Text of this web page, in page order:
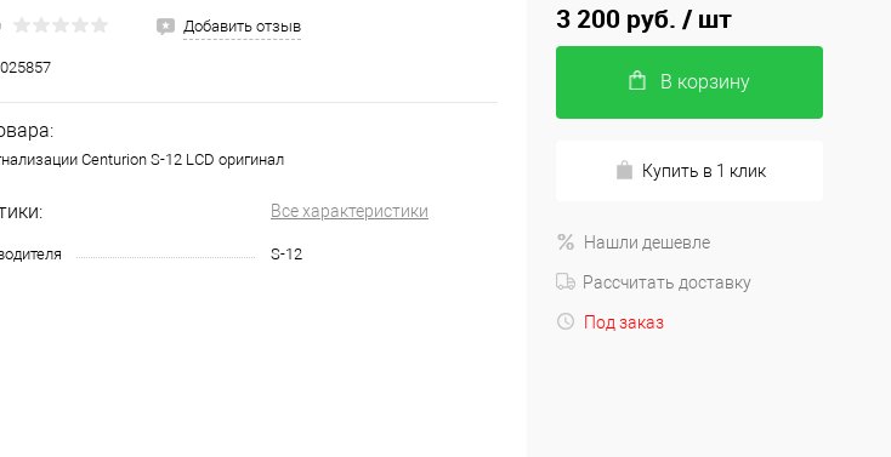
Добавить отзыв
Centurion S-12 LCD оригинал
Все характеристики
S-12
3 200 руб. / шт
В корзину
Купить в 1 клик
Нашли дешевле
Рассчитать доставку
Под заказ